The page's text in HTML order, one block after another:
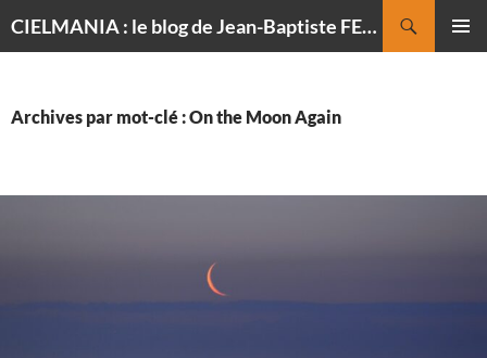
CIELMANIA : le blog de Jean-Baptiste FELDMANN, photographe du ciel
Archives par mot-clé : On the Moon Again